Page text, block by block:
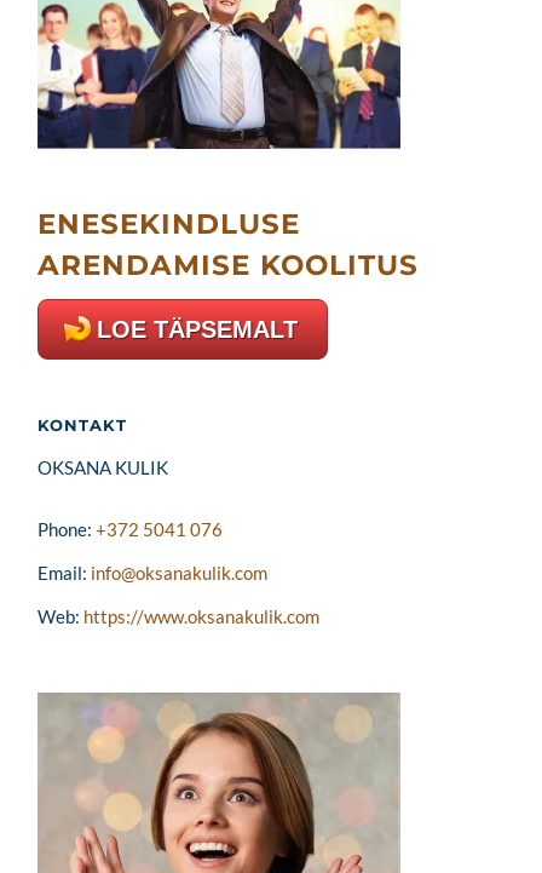
ENESEKINDLUSE
ARENDAMISE KOOLITUS
LOE TÄPSEMALT
KONTAKT
OKSANA KULIK
Phone:+372 5041 076
Email: info@oksanakulik.com
Web: https://www.oksanakulik.com